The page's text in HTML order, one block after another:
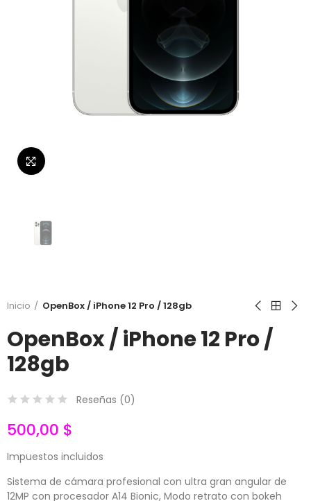
Inicio OpenBox / iPhone 12 Pro / 128gb
OpenBox / iPhone 12 Pro /
128gb
Reseñas (0)
500,00 $
Impuestos incluidos
Sistema de cámara profesional con ultra gran angular de
12MP con procesador A14 Bionic, Modo retrato con bokeh